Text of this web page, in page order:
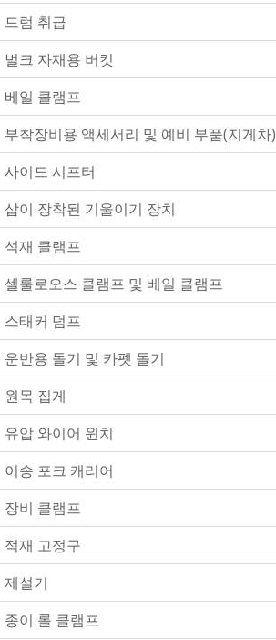
드럼 취급
벌크 자재용 버킷
베일 클램프
부착장비용 액세서리 및 예비 부품(지게차)
사이드 시프터
삽이 장착된 기울이기 장치
석재 클램프
셀룰로오스 클램프 및 베일 클램프
스태커 덤프
운반용 돌기 및 카펫 돌기
원목 집게
유압 와이어 윈치
이송 포크 캐리어
장비 클램프
적재 고정구
제설기
종이 롤 클램프